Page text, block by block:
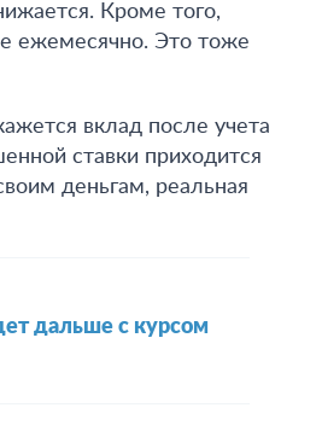
Кроме того,
ежемесячно. Это тоже
вклад после учета
ставки приходится
деньгам, реальная
дальше с курсом